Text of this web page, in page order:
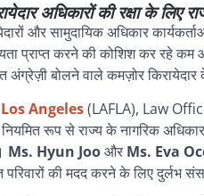
अधिकारों की रक्षा के
और सामुदायिक अधिकार
प्राप्त करने की कोशिश कर रहे कम
अंग्रेज़ी बोलने वाले कमज़ोर
Angeles(LAFLA), Law
रूप से राज्य के नागरिक
Ms. Hyun Jooऔर Ms. Eva
परिवारोंकीमददकरनेकेलिएदुर्लभ